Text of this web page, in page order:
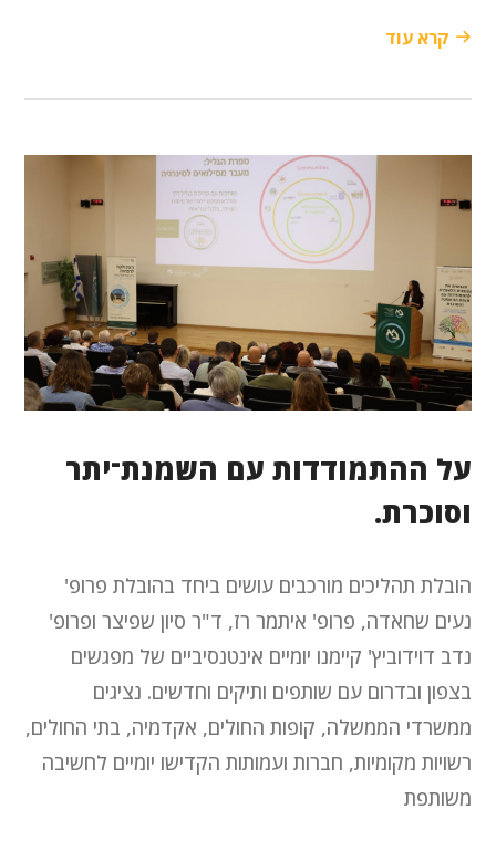
קרא עוד
על ההתמודדות עם השמנת־יתר
וסוכרת.
הובלת תהליכים מורכבים עושים ביחד בהובלת פרופ'
נעים שחאדה, פרופ' איתמר רז, ד"ר סיון שפיצר ופרופ'
נדב דוידוביץ' קיימנו יומיים אינטנסיביים של מפגשים
בצפון ובדרום עם שותפים ותיקים וחדשים. נציגים
ממשרדי הממשלה, קופות החולים, אקדמיה, בתי החולים,
רשויות מקומיות, חברות ועמותות הקדישו יומיים לחשיבה
משותפת